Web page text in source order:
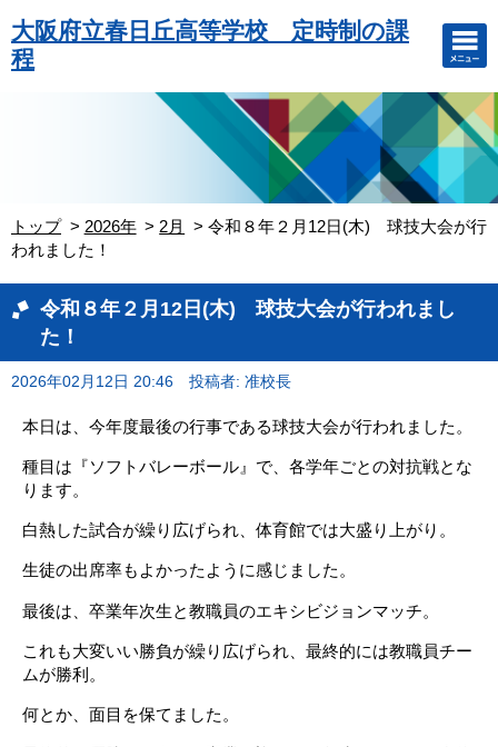
大阪府立春日丘高等学校 定時制の課
程
トップ 2026年 2月
令和８年２月12日(木) 球技大会が行
われました！
令和８年２月12日(木) 球技大会が行われまし
た！
2026年02月12日 20:46 投稿者: 准校長
本日は、今年度最後の行事である球技大会が行われました。
種目は『ソフトバレーボール』で、各学年ごとの対抗戦とな
ります。
白熱した試合が繰り広げられ、体育館では大盛り上がり。
生徒の出席率もよかったように感じました。
最後は、卒業年次生と教職員のエキシビジョンマッチ。
これも大変いい勝負が繰り広げられ、最終的には教職員チー
ムが勝利。
何とか、面目を保てました。